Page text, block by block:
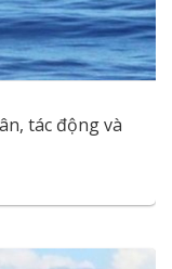
tác động và